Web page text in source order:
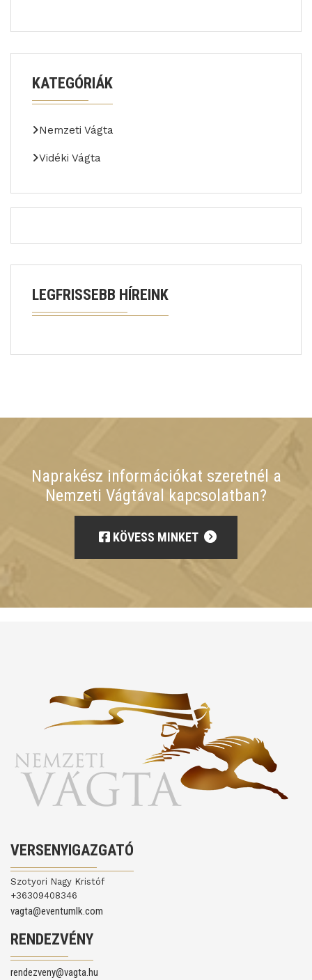
KATEGÓRIÁK
Nemzeti Vágta
Vidéki Vágta
LEGFRISSEBB HÍREINK
Naprakész információkat szeretnél a
Nemzeti Vágtával kapcsolatban?
KÖVESS MINKET
VERSENYIGAZGATÓ
Szotyori Nagy Kristóf
+36309408346
vagta@eventumlk.com
RENDEZVÉNY
rendezveny@vagta.hu